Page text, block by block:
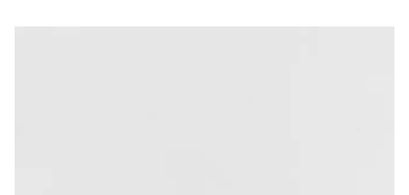
designparameter